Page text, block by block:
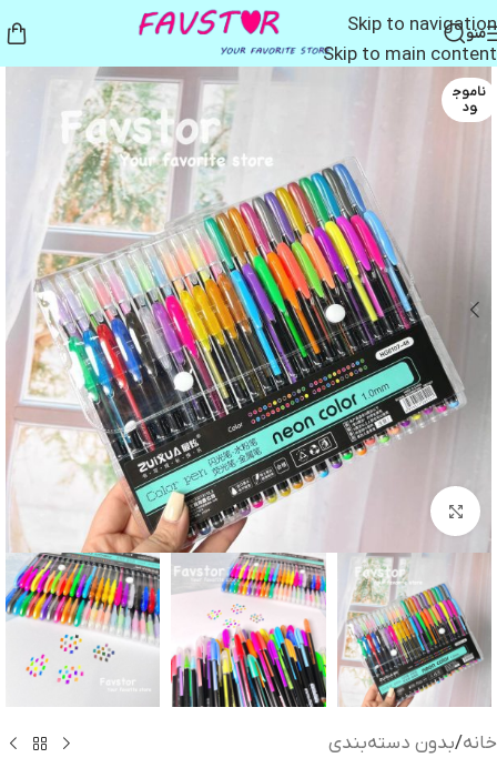
Skip to navigation
Skip to main content
منو
ناموج
ود
بزرگنمایی تصویر
خانه/بدون دسته‌بندی